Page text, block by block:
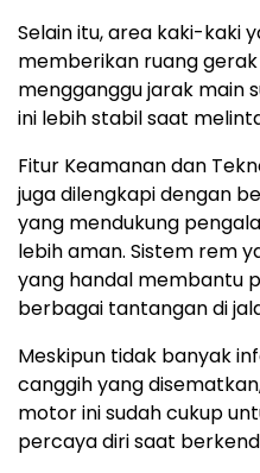
Selain itu, area kaki-kaki
memberikan ruang
mengganggu jarak main
ini lebih stabil saat
Fitur Keamanan dan
juga dilengkapi dengan
yang mendukung
lebih aman. Sistem rem
yang handal membantu
berbagai tantangan di
Meskipun tidak banyak
canggih yang
motor ini sudah cukup
percaya diri saat